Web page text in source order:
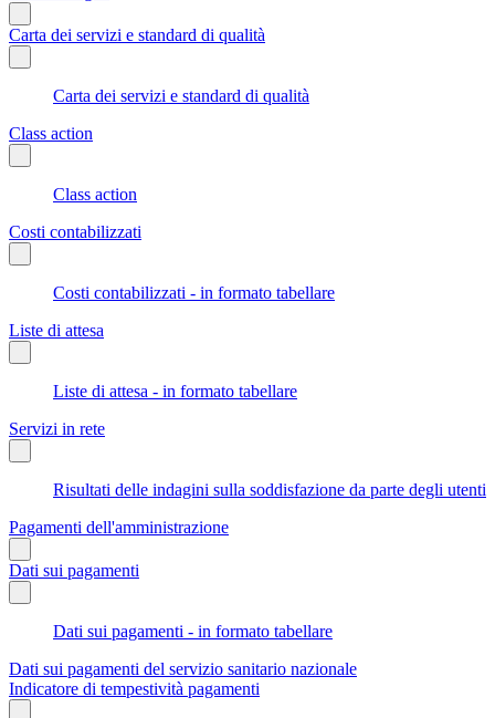
Carta dei servizi e standard di qualità
Carta dei servizi e standard di qualità
Class action
Class action
Costi contabilizzati
Costi contabilizzati - in formato tabellare
Liste di attesa
Liste di attesa - in formato tabellare
Servizi in rete
Risultati delle indagini sulla soddisfazione da parte degli utenti
Pagamenti dell'amministrazione
Dati sui pagamenti
Dati sui pagamenti - in formato tabellare
Dati sui pagamenti del servizio sanitario nazionale
Indicatore di tempestività pagamenti